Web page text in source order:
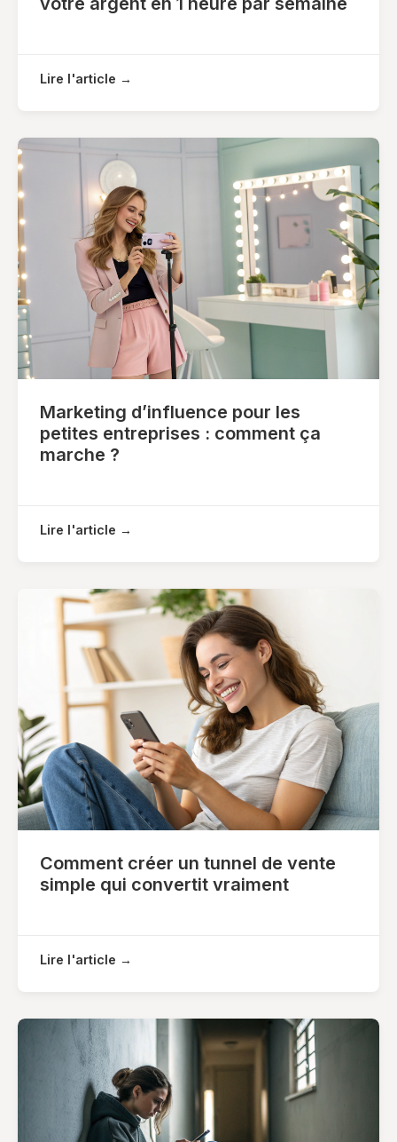
Lire l'article →
Marketing d’influence pour les
petites entreprises : comment ça
marche ?
Lire l'article →
Comment créer un tunnel de vente
simple qui convertit vraiment
Lire l'article →